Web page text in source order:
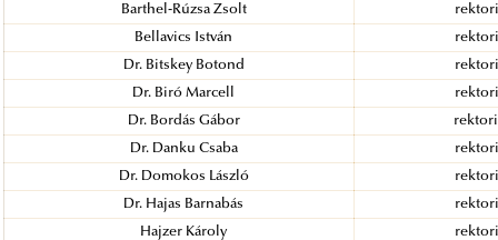
Barthel-Rúzsa Zsolt rektori
Bellavics István rektori
Dr. Bitskey Botond rektori
Dr. Biró Marcell rektori
Dr. Bordás Gábor rektori
Dr. Danku Csaba rektori
Dr. Domokos László rektori
Dr. Hajas Barnabás rektori
Hajzer Károly rektori